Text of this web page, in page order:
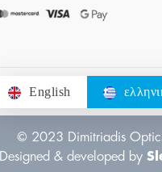
English
© 2023 Dimitriadis
Designed & developed by